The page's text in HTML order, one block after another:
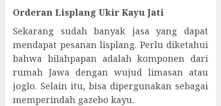
Orderan Lisplang Ukir Kayu Jati
Sekarang sudah banyak jasa yang dapat
mendapat pesanan lisplang. Perlu diketahui
bahwa bilahpapan adalah komponen dari
rumah Jawa dengan wujud limasan atau
joglo. Selain itu, bisa dipergunakan sebagai
memperindah gazebo kayu.